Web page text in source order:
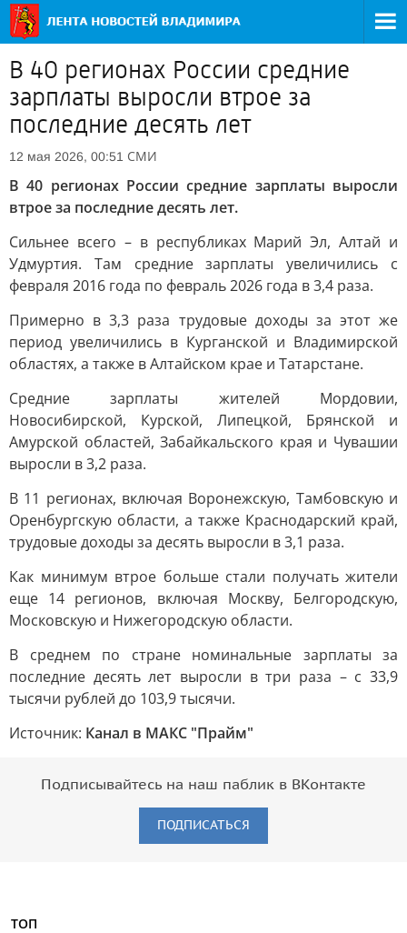
В 40 регионах России средние
зарплаты выросли втрое за
последние десять лет
12 мая 2026, 00:51 СМИ
В 40 регионах России средние зарплаты выросли
втрое за последние десять лет.
Сильнее всего – в республиках Марий Эл, Алтай и
Удмуртия. Там средние зарплаты увеличились с
февраля 2016 года по февраль 2026 года в 3,4 раза.
Примерно в 3,3 раза трудовые доходы за этот же
период увеличились в Курганской и Владимирской
областях, а также в Алтайском крае и Татарстане.
Средние зарплаты жителей Мордовии,
Новосибирской, Курской, Липецкой, Брянской и
Амурской областей, Забайкальского края и Чувашии
выросли в 3,2 раза.
В 11 регионах, включая Воронежскую, Тамбовскую и
Оренбургскую области, а также Краснодарский край,
трудовые доходы за десять выросли в 3,1 раза.
Как минимум втрое больше стали получать жители
еще 14 регионов, включая Москву, Белгородскую,
Московскую и Нижегородскую области.
В среднем по стране номинальные зарплаты за
последние десять лет выросли в три раза – с 33,9
тысячи рублей до 103,9 тысячи.
Источник: Канал в МАКС "Прайм"
Подписывайтесь на наш паблик в ВКонтакте
ПОДПИСАТЬСЯ
ТОП